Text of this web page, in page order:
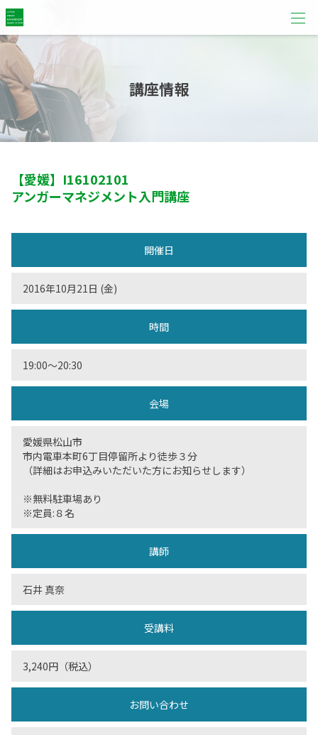
講座情報
【愛媛】 I16102101
アンガーマネジメント入門講座
開催日
2016年10月21日 (金)
時間
19:00〜20:30
会場
愛媛県松山市
市内電車本町6丁目停留所より徒歩３分
（詳細はお申込みいただいた方にお知らせします）
※無料駐車場あり
※定員:８名
講師
石井 真奈
受講料
3,240円（税込）
お問い合わせ